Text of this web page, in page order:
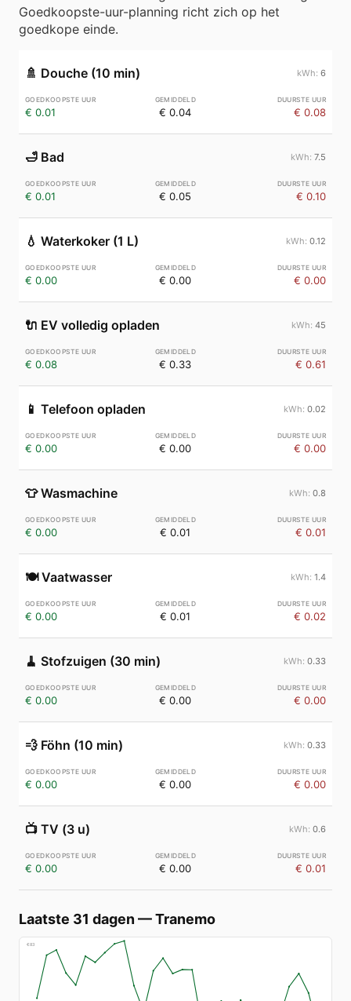
Goedkoopste-uur-planning richt zich op het
goedkope einde.
🚿 Douche (10 min) 6
€ 0.01 € 0.04 € 0.08
🛁 Bad 7.5
€ 0.01 € 0.05 € 0.10
💧 Waterkoker (1 L) 0.12
€ 0.00 € 0.00 € 0.00
🔌 EV volledig opladen 45
€ 0.08 € 0.33 € 0.61
📱 Telefoon opladen 0.02
€ 0.00 € 0.00 € 0.00
👕 Wasmachine 0.8
€ 0.00 € 0.01 € 0.01
🍽️ Vaatwasser 1.4
€ 0.00 € 0.01 € 0.02
🧹 Stofzuigen (30 min) 0.33
€ 0.00 € 0.00 € 0.00
💨 Föhn (10 min) 0.33
€ 0.00 € 0.00 € 0.00
📺 TV (3 u) 0.6
€ 0.00 € 0.00 € 0.01
Laatste 31 dagen —Tranemo
€83